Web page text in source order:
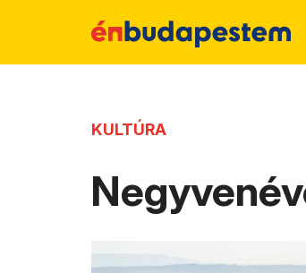
KULTÚRA